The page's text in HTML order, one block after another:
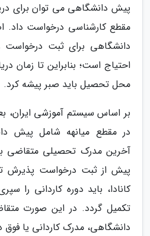
پیش دانشگاهی می توان برای
مقطع کارشناسی درخواست داد.
دانشگاهی برای ثبت درخواست
احتیاج است؛ بنابراین تا زمان
محل تحصیل باید صبر پیشه کرد.
بر اساس سیستم آموزشی
در مقطع میانهه شامل پیش
آخرین مدرک تحصیلی متقاضی
پیش از ثبت درخواست پذیرش
تکمیل گردد. در این صورت
دانشگاهی، مدرک کاردانی یا فوق